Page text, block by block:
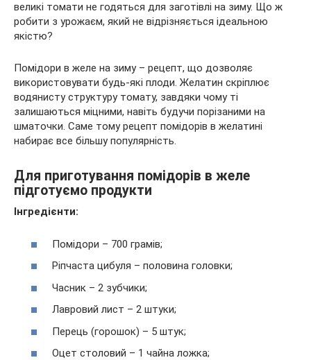
великі томати не годяться для заготівлі на зиму. Що ж
робити з урожаєм, який не відрізняється ідеальною
якістю?
Помідори в желе на зиму – рецепт, що дозволяє
використовувати будь-які плоди. Желатин скріплює
водянисту структуру томату, завдяки чому ті
залишаються міцними, навіть будучи порізаними на
шматочки. Саме тому рецепт помідорів в желатині
набирає все більшу популярність.
Для приготування помідорів в желе
підготуємо продукти
Інгредієнти:
Помідори – 700 грамів;
Ріпчаста цибуля – половина головки;
Часник – 2 зубчики;
Лавровий лист – 2 штуки;
Перець (горошок) – 5 штук;
Оцет столовий – 1 чайна ложка;